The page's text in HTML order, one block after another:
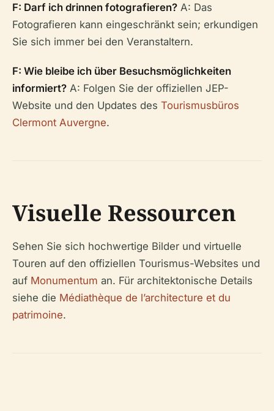
F: Darf ich drinnen fotografieren? A: Das
Fotografieren kann eingeschränkt sein; erkundigen
Sie sich immer bei den Veranstaltern.
F: Wie bleibe ich über Besuchsmöglichkeiten
informiert? A: Folgen Sie der offiziellen JEP-
Website und den Updates des Tourismusbüros
Clermont Auvergne.
Visuelle Ressourcen
Sehen Sie sich hochwertige Bilder und virtuelle
Touren auf den offiziellen Tourismus-Websites und
auf Monumentum an. Für architektonische Details
siehe die Médiathèque de l’architecture et du
patrimoine.